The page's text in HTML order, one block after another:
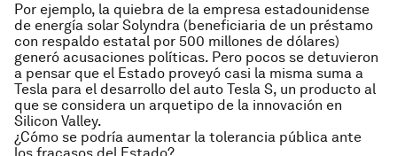
Por ejemplo, la quiebra de la empresa estadounidense
de energía solar Solyndra (beneficiaria de un préstamo
con respaldo estatal por 500 millones de dólares)
generó acusaciones políticas. Pero pocos se detuvieron
a pensar que el Estado proveyó casi la misma suma a
Tesla para el desarrollo del auto Tesla S, un producto al
que se considera un arquetipo de la innovación en
Silicon Valley.
¿Cómo se podría aumentar la tolerancia pública ante